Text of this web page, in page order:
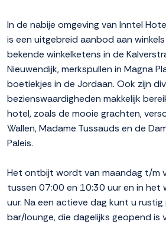
In de nabije omgeving van Inntel
is een uitgebreid aanbod aan
bekende winkelketens in de
Nieuwendijk, merkspullen in Magna
boetiekjes in de Jordaan. Ook zijn
bezienswaardigheden makkelijk
hotel, zoals de mooie grachten,
Wallen, Madame Tussauds en de
Paleis.
Het ontbijt wordt van maandag t/m
tussen 07:00 en 10:30 uur en in
uur. Na een actieve dag kunt u
bar/lounge, die dagelijks geopend